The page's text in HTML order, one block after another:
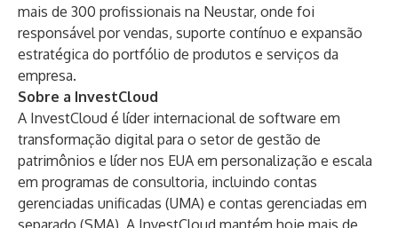
mais de 300 profissionais na Neustar, onde foi
responsável por vendas, suporte contínuo e expansão
estratégica do portfólio de produtos e serviços da
empresa.
Sobre a InvestCloud
A InvestCloud é líder internacional de software em
transformação digital para o setor de gestão de
patrimônios e líder nos EUA em personalização e escala
em programas de consultoria, incluindo contas
gerenciadas unificadas (UMA) e contas gerenciadas em
separado (SMA). A InvestCloud mantém hoje mais de